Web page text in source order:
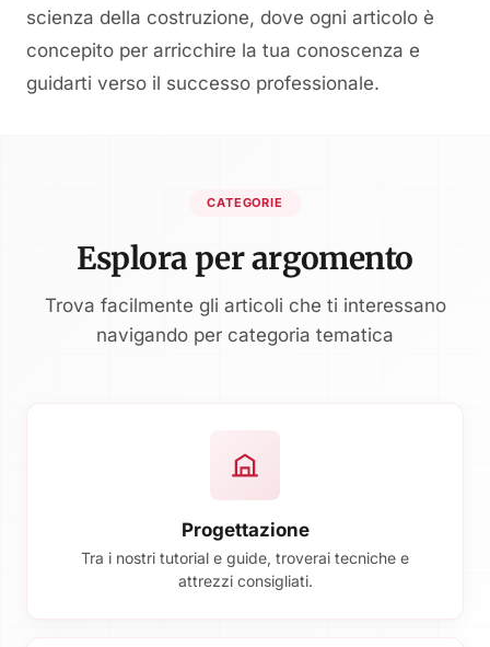
scienza della costruzione, dove ogni articolo è
concepito per arricchire la tua conoscenza e
guidarti verso il successo professionale.
CATEGORIE
Esplora per argomento
Trova facilmente gli articoli che ti interessano
navigando per categoria tematica
Progettazione
Tra i nostri tutorial e guide, troverai tecniche e
attrezzi consigliati.